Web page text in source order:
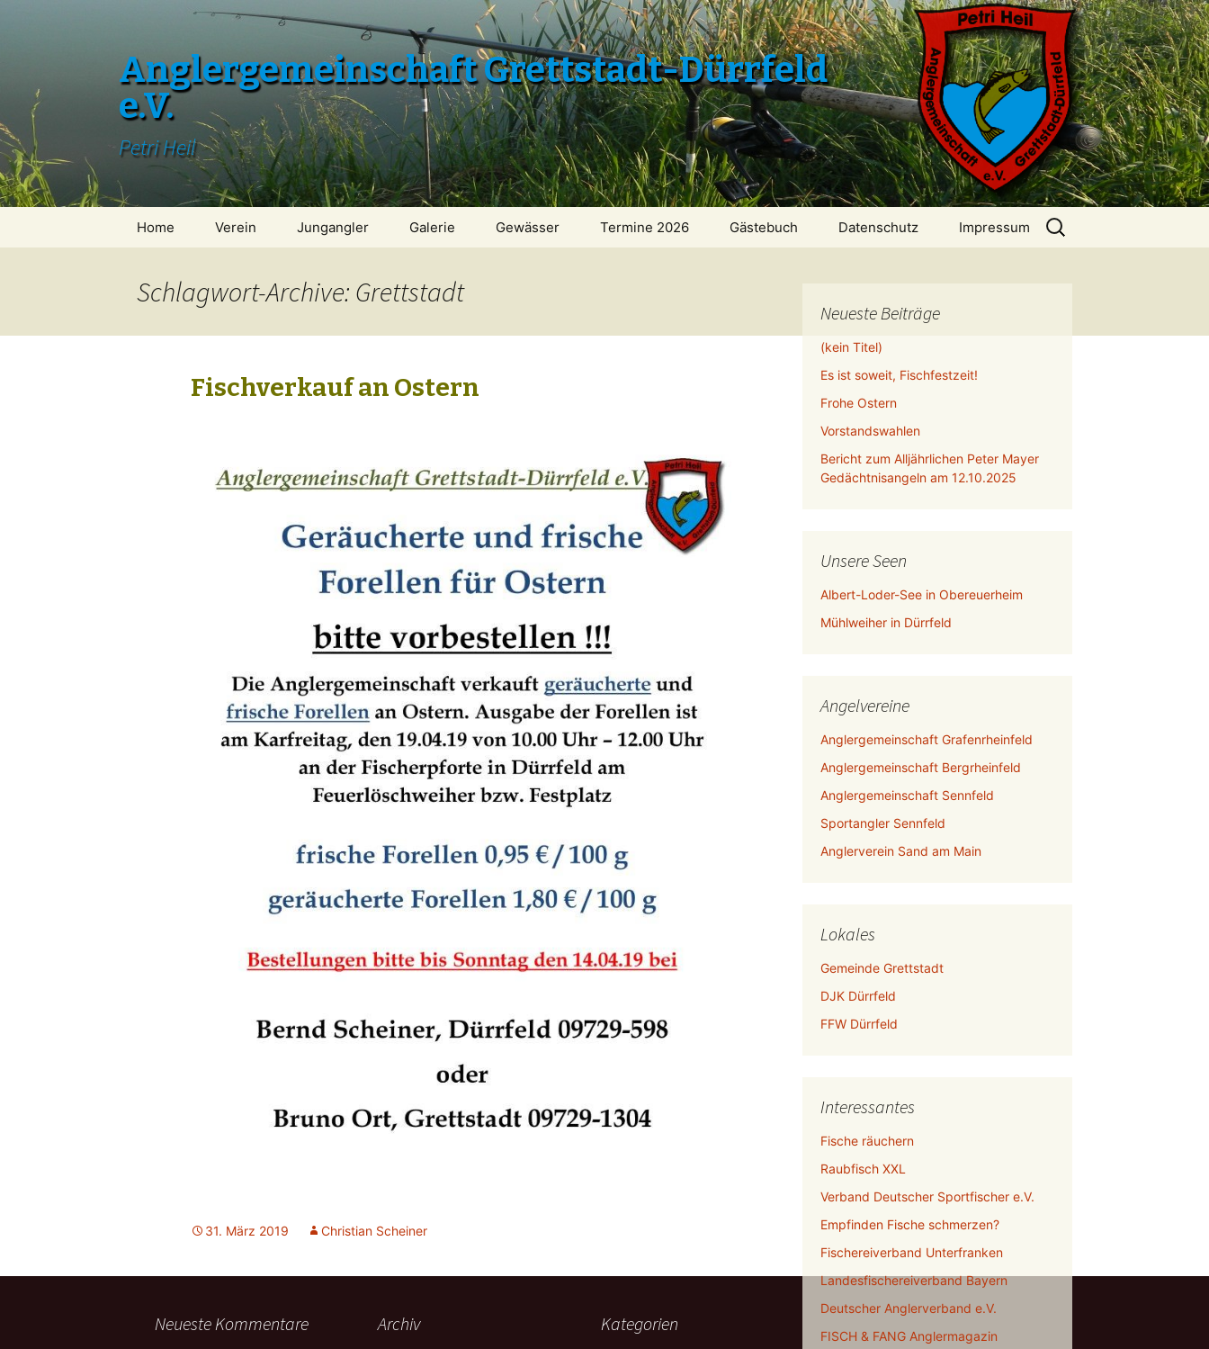
Anglergemeinschaft Grettstadt-Dürrfeld
e.V.
Petri Heil
Inhalt
Home Verein Jungangler Galerie Gewässer Termine 2026 Gästebuch Datenschutz Impressum
Suchen
nach:
Schlagwort-Archive: Grettstadt
Fischverkauf an Ostern
31. März 2019 Christian Scheiner
Neueste Beiträge
(kein Titel)
Es ist soweit, Fischfestzeit!
Frohe Ostern
Vorstandswahlen
Bericht zum Alljährlichen Peter Mayer
Gedächtnisangeln am 12.10.2025
Unsere Seen
Albert-Loder-See in Obereuerheim
Mühlweiher in Dürrfeld
Angelvereine
Anglergemeinschaft Grafenrheinfeld
Anglergemeinschaft Bergrheinfeld
Anglergemeinschaft Sennfeld
Sportangler Sennfeld
Anglerverein Sand am Main
Lokales
Gemeinde Grettstadt
DJK Dürrfeld
FFW Dürrfeld
Interessantes
Fische räuchern
Raubfisch XXL
Verband Deutscher Sportfischer e.V.
Empfinden Fische schmerzen?
Fischereiverband Unterfranken
Landesfischereiverband Bayern
Deutscher Anglerverband e.V.
FISCH & FANG Anglermagazin
Neueste Kommentare Archiv Kategorien